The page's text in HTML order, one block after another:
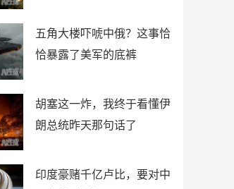
五角大楼吓唬中俄？这事恰
恰暴露了美军的底裤
胡塞这一炸，我终于看懂伊
朗总统昨天那句话了
印度豪赌千亿卢比，要对中